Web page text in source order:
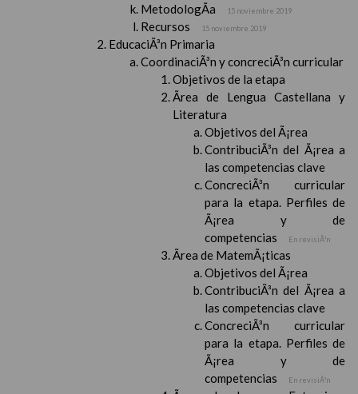
MetodologÃ­a 15 noviembre 2019
Recursos 15 noviembre 2019
EducaciÃ³n Primaria
CoordinaciÃ³n y concreciÃ³n curricular
Objetivos de la etapa
Ãrea de Lengua Castellana y
Literatura
Objetivos del Ã¡rea
ContribuciÃ³n del Ã¡rea a
las competencias clave
ConcreciÃ³n curricular
para la etapa. Perfiles de
Ã¡rea y de
competencias
En revisiÃ³n
Ãrea de MatemÃ¡ticas
Objetivos del Ã¡rea
ContribuciÃ³n del Ã¡rea a
las competencias clave
ConcreciÃ³n curricular
para la etapa. Perfiles de
Ã¡rea y de
competencias
En revisiÃ³n